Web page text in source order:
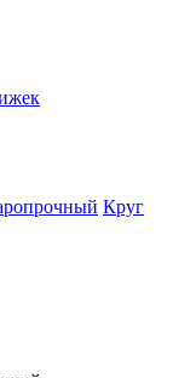
Круг